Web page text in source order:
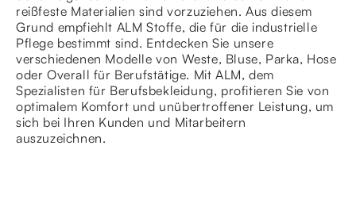
reißfeste Materialien sind vorzuziehen. Aus diesem
Grund empfiehlt ALM Stoffe, die für die industrielle
Pflege bestimmt sind. Entdecken Sie unsere
verschiedenen Modelle von Weste, Bluse, Parka, Hose
oder Overall für Berufstätige. Mit ALM, dem
Spezialisten für Berufsbekleidung, profitieren Sie von
optimalem Komfort und unübertroffener Leistung, um
sich bei Ihren Kunden und Mitarbeitern
auszuzeichnen.